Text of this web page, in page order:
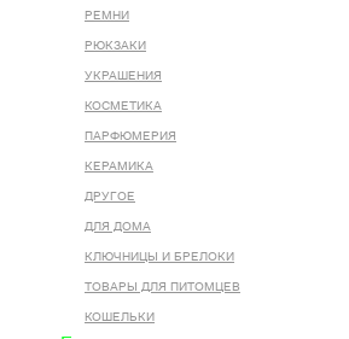
РЕМНИ
РЮКЗАКИ
УКРАШЕНИЯ
КОСМЕТИКА
ПАРФЮМЕРИЯ
КЕРАМИКА
ДРУГОЕ
ДЛЯ ДОМА
КЛЮЧНИЦЫ И БРЕЛОКИ
ТОВАРЫ ДЛЯ ПИТОМЦЕВ
КОШЕЛЬКИ